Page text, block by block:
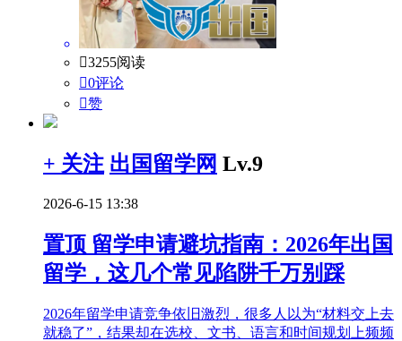
3255阅读
0评论
赞
+ 关注 出国留学网 Lv.9
2026-6-15 13:38
置顶 留学申请避坑指南：2026年出国
留学，这几个常见陷阱千万别踩
2026年留学申请竞争依旧激烈，很多人以为“材料交上去
就稳了”，结果却在选校、文书、语言和时间规划上频频